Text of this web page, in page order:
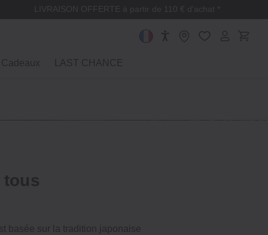
LIVRAISON OFFERTE à partir de 110 € d'achat *
Cadeaux LAST CHANCE
basée sur la tradition japonaise